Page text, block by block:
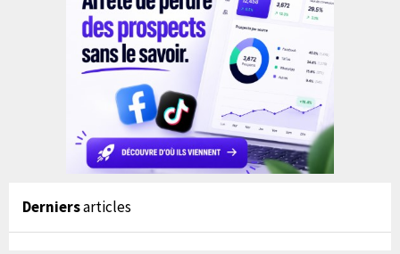
Derniersarticles